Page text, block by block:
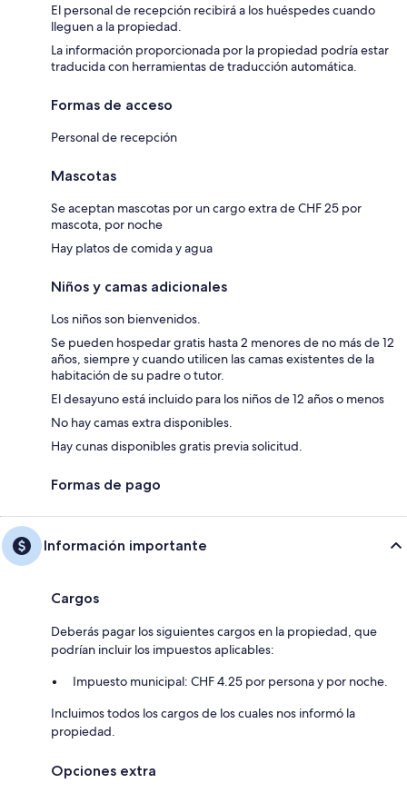
El personal de recepción recibirá a los huéspedes cuando
lleguen a la propiedad.
La información proporcionada por la propiedad podría estar
traducida con herramientas de traducción automática.
Formas de acceso
Personal de recepción
Mascotas
Se aceptan mascotas por un cargo extra de CHF 25 por
mascota, por noche
Hay platos de comida y agua
Niños y camas adicionales
Los niños son bienvenidos.
Se pueden hospedar gratis hasta 2 menores de no más de 12
años, siempre y cuando utilicen las camas existentes de la
habitación de su padre o tutor.
El desayuno está incluido para los niños de 12 años o menos
No hay camas extra disponibles.
Hay cunas disponibles gratis previa solicitud.
Formas de pago
Información importante
Cargos
Deberás pagar los siguientes cargos en la propiedad, que
podrían incluir los impuestos aplicables:
Impuesto municipal: CHF 4.25 por persona y por noche.
Incluimos todos los cargos de los cuales nos informó la
propiedad.
Opciones extra